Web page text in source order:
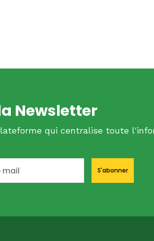
Newsletter
qui centralise toute
S'abonner